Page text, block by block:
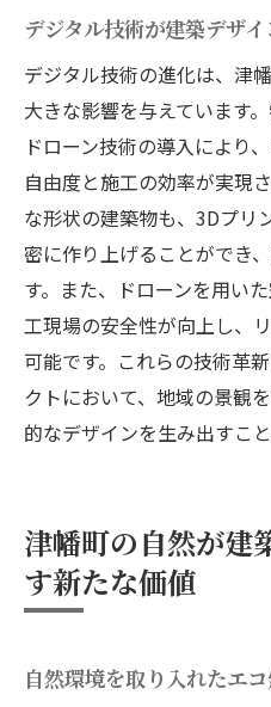
デジタル技術が建築デザ
デジタル技術の進化は、津
大きな影響を与えています
ドローン技術の導入により
自由度と施工の効率が実現
な形状の建築物も、3Dプリ
密に作り上げることができ
す。また、ドローンを用い
工現場の安全性が向上し、
可能です。これらの技術革
クトにおいて、地域の景観
的なデザインを生み出すこ
津幡町の自然が建
す新たな価値
自然環境を取り入れたエ